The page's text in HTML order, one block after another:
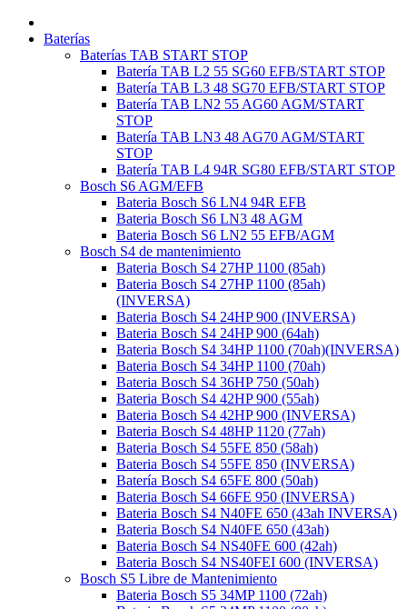
Baterías
Baterías TAB START STOP
Batería TAB L2 55 SG60 EFB/START STOP
Batería TAB L3 48 SG70 EFB/START STOP
Batería TAB LN2 55 AG60 AGM/START
STOP
Batería TAB LN3 48 AG70 AGM/START
STOP
Batería TAB L4 94R SG80 EFB/START STOP
Bosch S6 AGM/EFB
Bateria Bosch S6 LN4 94R EFB
Bateria Bosch S6 LN3 48 AGM
Bateria Bosch S6 LN2 55 EFB/AGM
Bosch S4 de mantenimiento
Bateria Bosch S4 27HP 1100 (85ah)
Bateria Bosch S4 27HP 1100 (85ah)
(INVERSA)
Bateria Bosch S4 24HP 900 (INVERSA)
Bateria Bosch S4 24HP 900 (64ah)
Bateria Bosch S4 34HP 1100 (70ah)(INVERSA)
Bateria Bosch S4 34HP 1100 (70ah)
Bateria Bosch S4 36HP 750 (50ah)
Bateria Bosch S4 42HP 900 (55ah)
Bateria Bosch S4 42HP 900 (INVERSA)
Bateria Bosch S4 48HP 1120 (77ah)
Bateria Bosch S4 55FE 850 (58ah)
Bateria Bosch S4 55FE 850 (INVERSA)
Batería Bosch S4 65FE 800 (50ah)
Bateria Bosch S4 66FE 950 (INVERSA)
Bateria Bosch S4 N40FE 650 (43ah INVERSA)
Bateria Bosch S4 N40FE 650 (43ah)
Bateria Bosch S4 NS40FE 600 (42ah)
Bateria Bosch S4 NS40FEI 600 (INVERSA)
Bosch S5 Libre de Mantenimiento
Bateria Bosch S5 34MP 1100 (72ah)